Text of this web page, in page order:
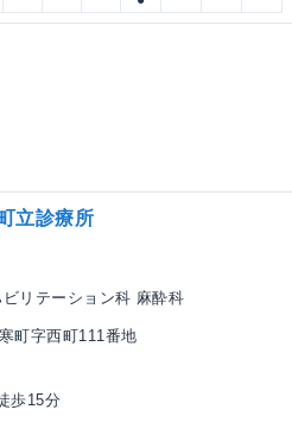
立診療所
リテーション科 麻酔科
町字西町111番地
歩15分